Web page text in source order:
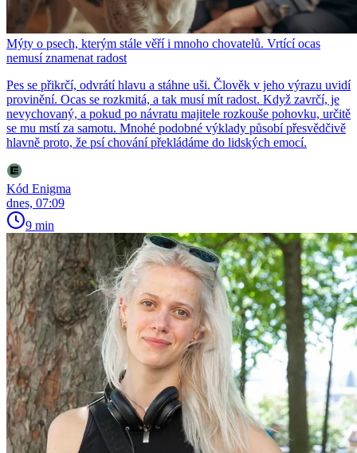
Mýty o psech, kterým stále věří i mnoho chovatelů. Vrtící ocas
nemusí znamenat radost
Pes se přikrčí, odvrátí hlavu a stáhne uši. Člověk v jeho výrazu uvidí
provinění. Ocas se rozkmitá, a tak musí mít radost. Když zavrčí, je
nevychovaný, a pokud po návratu majitele rozkouše pohovku, určitě
se mu mstí za samotu. Mnohé podobné výklady působí přesvědčivě
hlavně proto, že psí chování překládáme do lidských emocí.
Kód Enigma
dnes, 07:09
9 min